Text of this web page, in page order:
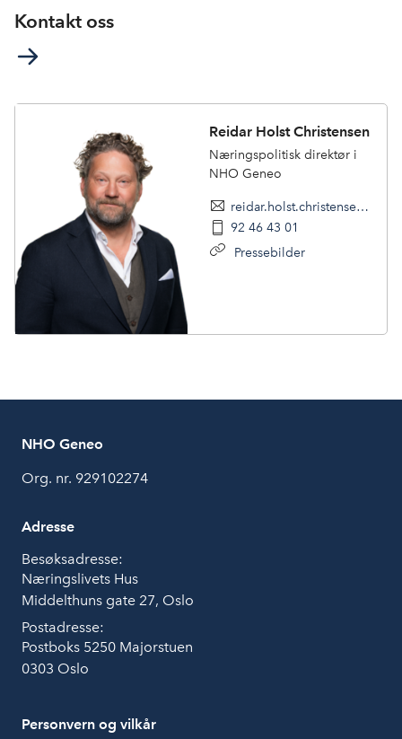
Kontakt oss
Reidar Holst Christensen
Næringspolitisk direktør i
NHO Geneo
reidar.holst.christensen@nhogeneo.no
92 46 43 01
Pressebilder
NHO Geneo
Org. nr. 929102274
Adresse
Besøksadresse:
Næringslivets Hus
Middelthuns gate 27, Oslo
Postadresse:
Postboks 5250 Majorstuen
0303 Oslo
Personvern og vilkår